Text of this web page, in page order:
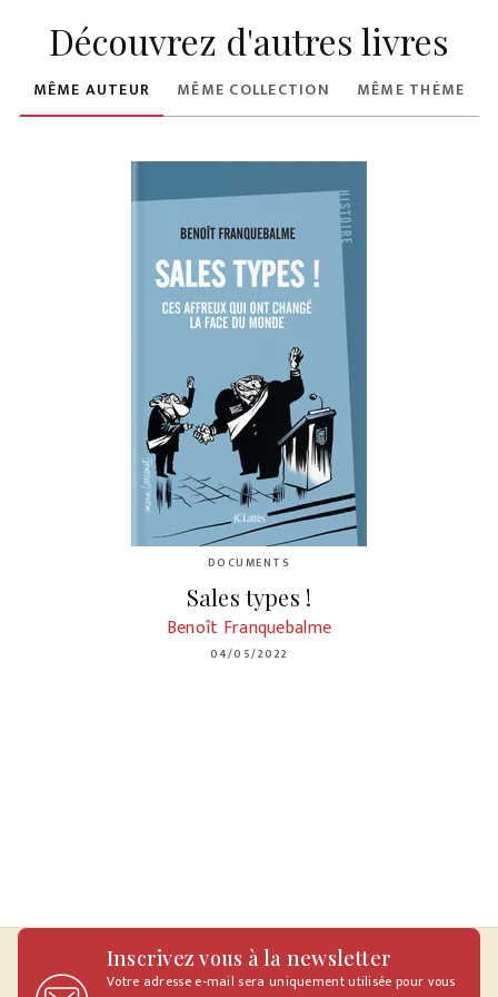
Découvrez d'autres livres
MÊME AUTEUR MÊME COLLECTION MÊME THÈME
DOCUMENTS
Sales types !
Benoît Franquebalme
04/05/2022
Inscrivez vous à la newsletter
Votre adresse e-mail sera uniquement utilisée pour vous